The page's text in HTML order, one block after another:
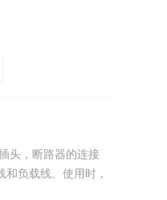
头，断路器的连接
负载线。使用时，